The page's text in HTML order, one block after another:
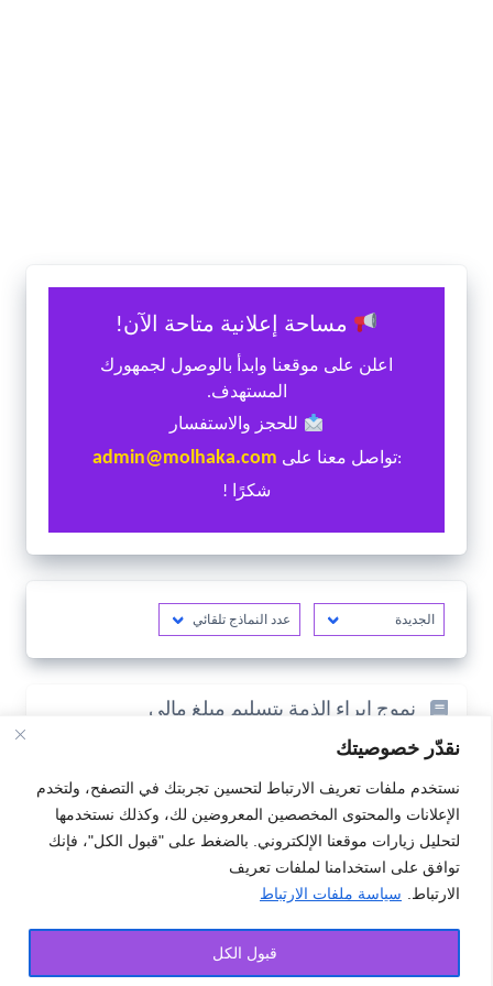
نقدّر خصوصيتك
نستخدم ملفات تعريف الارتباط لتحسين تجربتك في التصفح، ولتخدم
الإعلانات والمحتوى المخصصين المعروضين لك، وكذلك نستخدمها
لتحليل زيارات موقعنا الإلكتروني. بالضغط على "قبول الكل"، فإنك
توافق على استخدامنا لملفات تعريف
الارتباط.
سياسة ملفات الارتباط
قبول الكل
مساحة إعلانية متاحة الآن!
اعلن على موقعنا وابدأ بالوصول لجمهورك
المستهدف.
للحجز والاستفسار
:تواصل معنا على admin@molhaka.com
شكرًا !
نموج إبراء الذمة بتسليم مبلغ مالي
نمودج إبراء الذمة (شغل)
نمودج إبراء الذمة بتسلم مبلغ مالي (شيك)
نمودج إبراء الذمة بتسلم مبلغ مالي